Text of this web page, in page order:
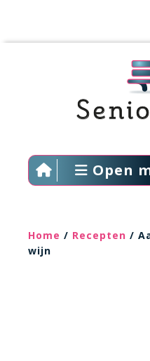
Open
Home / Recepten /
wijn